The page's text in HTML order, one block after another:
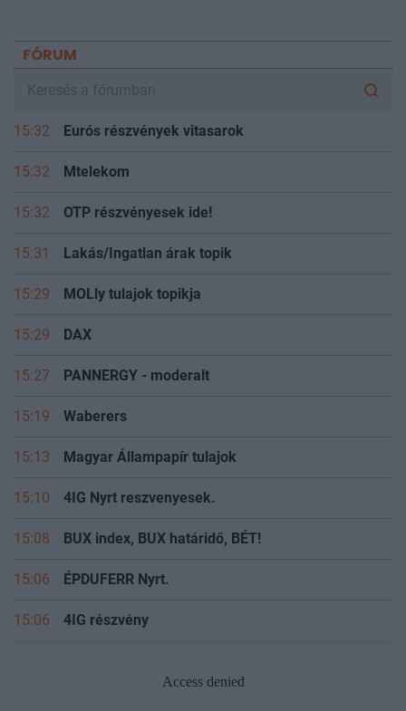
FÓRUM
15:32 Eurós részvények vitasarok
15:32 Mtelekom
15:32 OTP részvényesek ide!
15:31 Lakás/Ingatlan árak topik
15:29 MOLly tulajok topikja
15:29 DAX
15:27 PANNERGY - moderalt
15:19 Waberers
15:13 Magyar Állampapír tulajok
15:10 4IG Nyrt reszvenyesek.
15:08 BUX index, BUX határidő, BÉT!
15:06 ÉPDUFERR Nyrt.
15:06 4IG részvény